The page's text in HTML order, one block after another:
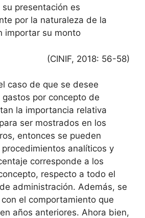
presentación es
por la naturaleza de la
importar su monto
(CINIF, 2018: 56-58)
caso de que se desee
por concepto de
la importancia relativa
ser mostrados en los
entonces se pueden
analíticos y
corresponde a los
respecto a todo el
administración. Además, se
el comportamiento que
años anteriores. Ahora bien,